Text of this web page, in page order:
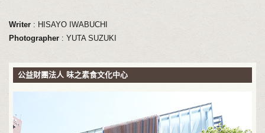
Writer: HISAYO IWABUCHI
Photographer: YUTA SUZUKI
公益財團法人 味之素食文化中心